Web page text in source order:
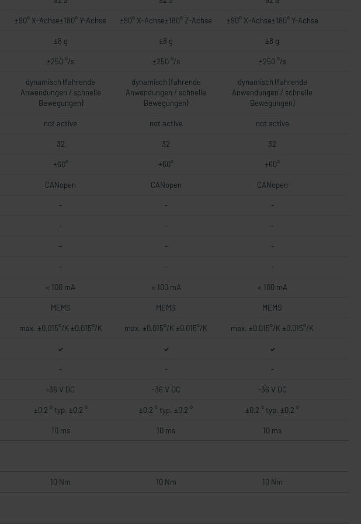
±90° X-Achse±180° Y-Achse ±90° X-Achse±180° Z-Achse ±90° X-Achse±180° Y-Achse
±8 g ±8 g ±8 g
±250 °/s ±250 °/s ±250 °/s
dynamisch (fahrende
Anwendungen / schnelle
Bewegungen)
dynamisch (fahrende
Anwendungen / schnelle
Bewegungen)
dynamisch (fahrende
Anwendungen / schnelle
Bewegungen)
not active not active not active
32 32 32
±60° ±60° ±60°
CANopen CANopen CANopen
- - -
- - -
- - -
- - -
< 100 mA < 100 mA < 100 mA
MEMS MEMS MEMS
max. ±0,015°/K ±0,015°/K max. ±0,015°/K ±0,015°/K max. ±0,015°/K ±0,015°/K
- - -
-36 V DC -36 V DC -36 V DC
±0,2 ° typ. ±0,2 ° ±0,2 ° typ. ±0,2 ° ±0,2 ° typ. ±0,2 °
10 ms 10 ms 10 ms
10 Nm 10 Nm 10 Nm